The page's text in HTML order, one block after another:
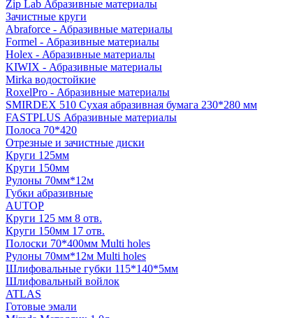
Zip Lab Абразивные материалы
Зачистные круги
Abraforce - Абразивные материалы
Formel - Абразивные материалы
Holex - Абразивные материалы
KIWIX - Абразивные материалы
Mirka водостойкие
RoxelPro - Абразивные материалы
SMIRDEX 510 Сухая абразивная бумага 230*280 мм
FASTPLUS Абразивные материалы
Полоса 70*420
Отрезные и зачистные диски
Круги 125мм
Круги 150мм
Рулоны 70мм*12м
Губки абразивные
AUTOP
Круги 125 мм 8 отв.
Круги 150мм 17 отв.
Полоски 70*400мм Multi holes
Рулоны 70мм*12м Multi holes
Шлифовальные губки 115*140*5мм
Шлифовальный войлок
ATLAS
Готовые эмали